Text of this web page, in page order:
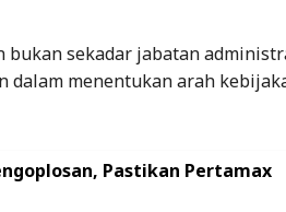
bukan sekadar jabatan
dalam menentukan arah
Pastikan Pertamax